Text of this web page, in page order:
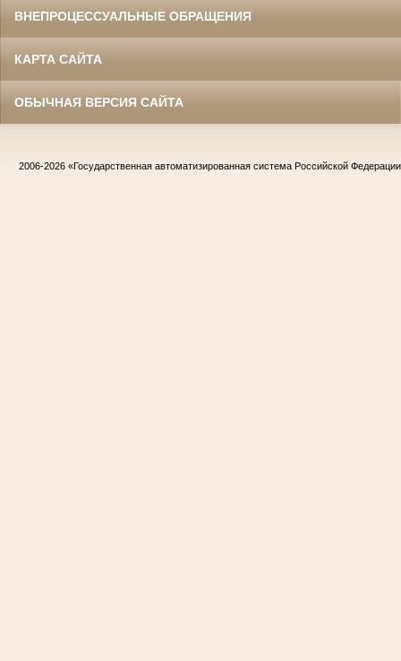
ВНЕПРОЦЕССУАЛЬНЫЕ ОБРАЩЕНИЯ
КАРТА САЙТА
ОБЫЧНАЯ ВЕРСИЯ САЙТА
2006-2026 «Государственная автоматизированная система Российской